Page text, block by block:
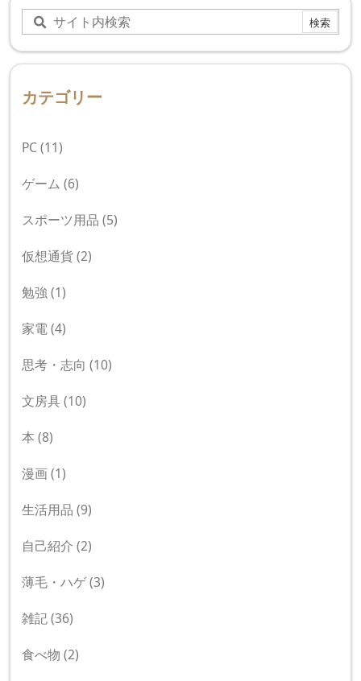
カテゴリー
PC(11)
ゲーム(6)
スポーツ用品(5)
仮想通貨(2)
勉強(1)
家電(4)
思考・志向(10)
文房具(10)
本(8)
漫画(1)
生活用品(9)
自己紹介(2)
薄毛・ハゲ(3)
雑記(36)
食べ物(2)